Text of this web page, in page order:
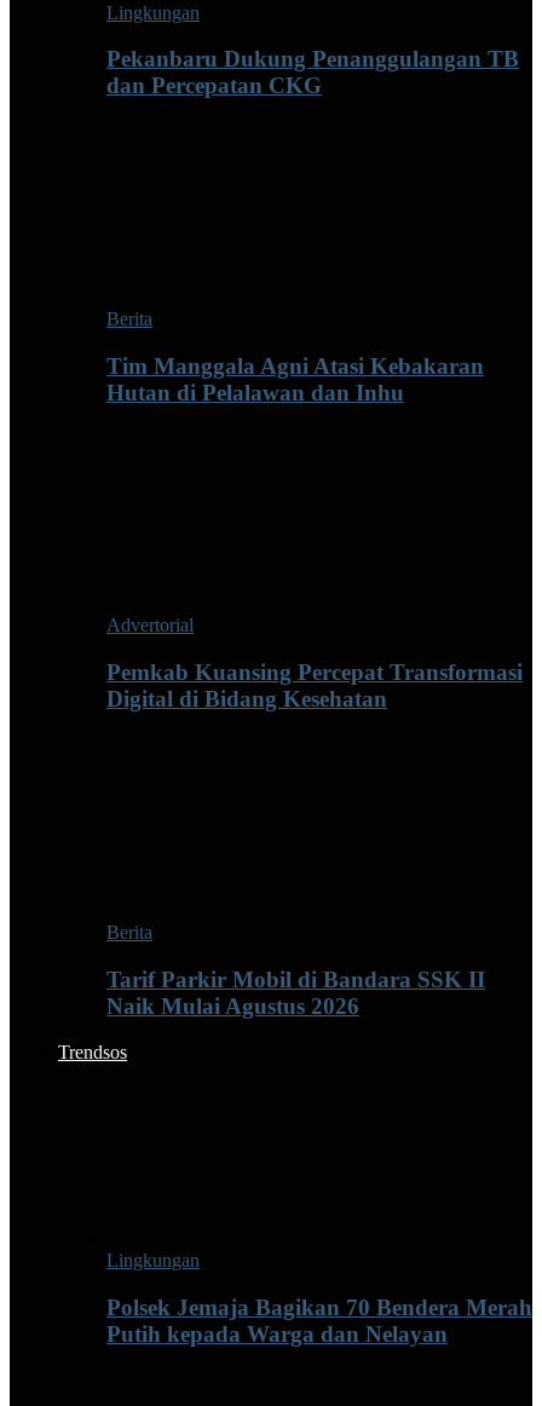
Lingkungan
Pekanbaru Dukung Penanggulangan TB
dan Percepatan CKG
Berita
Tim Manggala Agni Atasi Kebakaran
Hutan di Pelalawan dan Inhu
Advertorial
Pemkab Kuansing Percepat Transformasi
Digital di Bidang Kesehatan
Berita
Tarif Parkir Mobil di Bandara SSK II
Naik Mulai Agustus 2026
Trendsos
Lingkungan
Polsek Jemaja Bagikan 70 Bendera Merah
Putih kepada Warga dan Nelayan